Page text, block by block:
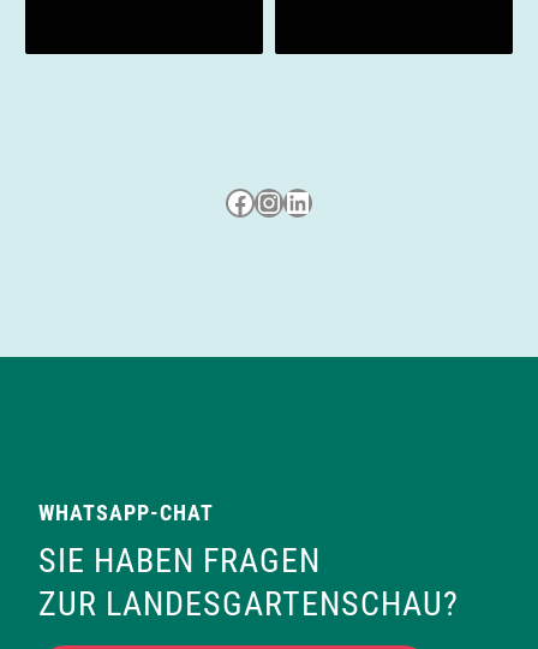
Besuche uns auf Facebook
Besuche uns auf Instagram
LinkedIn
WHATSAPP-CHAT
SIE HABEN FRAGEN
ZUR LANDESGARTENSCHAU?